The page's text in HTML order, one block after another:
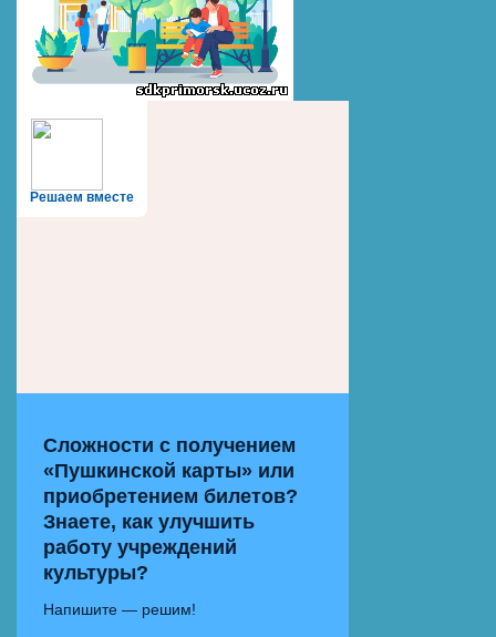
Решаем вместе
Сложности с получением
«Пушкинской карты» или
приобретением билетов?
Знаете, как улучшить
работу учреждений
культуры?
Напишите — решим!